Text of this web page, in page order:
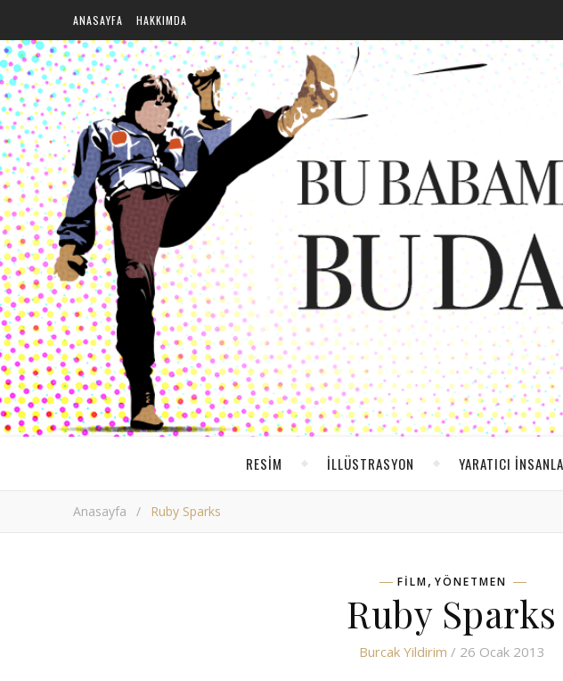
ANASAYFA HAKKIMDA
RESIM ILLÜSTRASYON YARATICI
Anasayfa / Ruby Sparks
FILM, YÖNETMEN
Ruby Sparks
Burcak Yildirim / 26 Ocak 2013